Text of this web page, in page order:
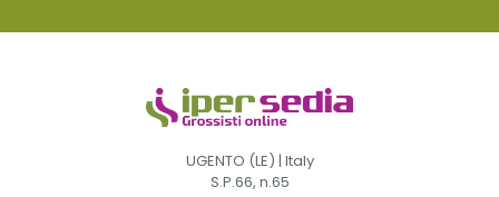
UGENTO (LE) | Italy
S.P.66, n.65